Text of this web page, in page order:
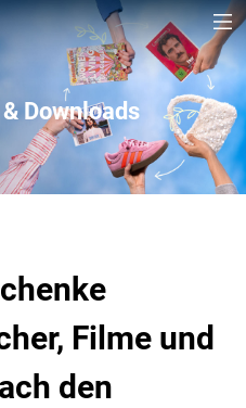
Downloads
Filme und
den